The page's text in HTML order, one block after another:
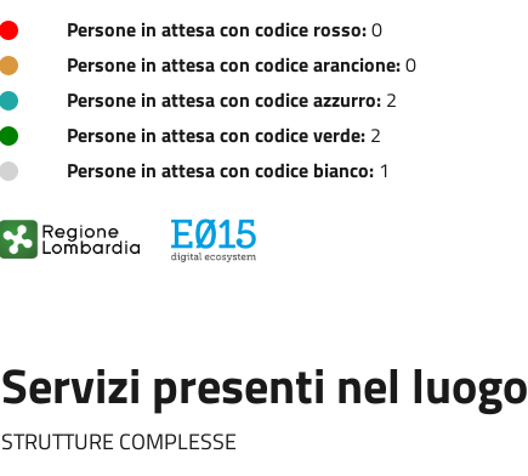
Persone in attesa con codice rosso:0
Persone in attesa con codice arancione:0
Persone in attesa con codice azzurro:2
Persone in attesa con codice verde:2
Persone in attesa con codice bianco:1
Servizi presenti nel luogo
STRUTTURE COMPLESSE